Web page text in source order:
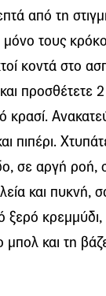
από τη
μόνο τους
κοντά στο
προσθέτετε
κρασί.
πιπέρι.
σε αργή ροή,
και
ξερό
μπολ και τη